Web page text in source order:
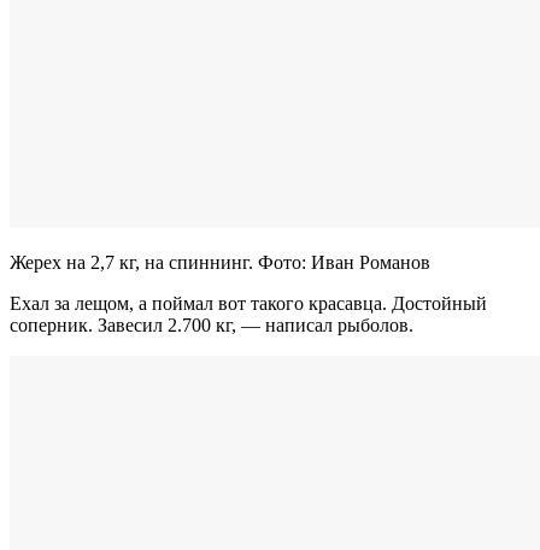
Жерех на 2,7 кг, на спиннинг. Фото: Иван Романов
Ехал за лещом, а поймал вот такого красавца. Достойный
соперник. Завесил 2.700 кг, — написал рыболов.